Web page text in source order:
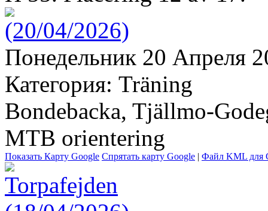
Понедельник 20 Апреля
Категория: Träning
Bondebacka, Tjällmo-
MTB orientering
Показать Карту Google Спрятать карту Google | Файл KML для